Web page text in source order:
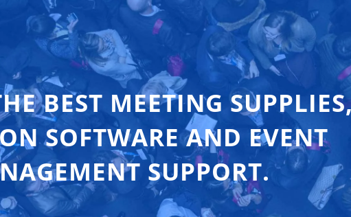
BEST MEETING
SOFTWARE AND EVENT
SUPPORT.